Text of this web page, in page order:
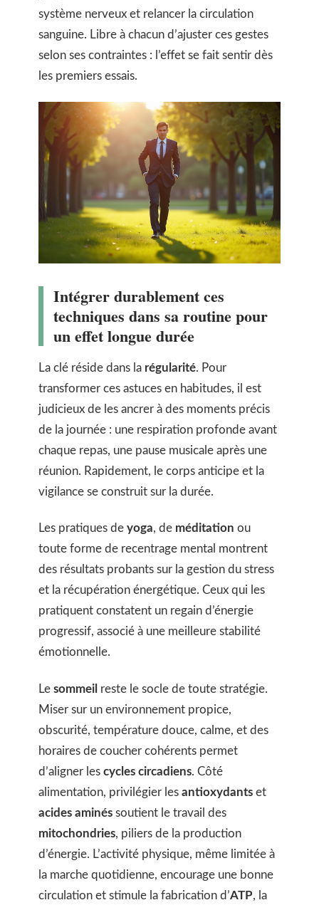
système nerveux et relancer la circulation
sanguine. Libre à chacun d’ajuster ces gestes
selon ses contraintes : l’effet se fait sentir dès
les premiers essais.
Intégrer durablement ces
techniques dans sa routine pour
un effet longue durée
La clé réside dans la régularité. Pour
transformer ces astuces en habitudes, il est
judicieux de les ancrer à des moments précis
de la journée : une respiration profonde avant
chaque repas, une pause musicale après une
réunion. Rapidement, le corps anticipe et la
vigilance se construit sur la durée.
Les pratiques de yoga, de méditation ou
toute forme de recentrage mental montrent
des résultats probants sur la gestion du stress
et la récupération énergétique. Ceux qui les
pratiquent constatent un regain d’énergie
progressif, associé à une meilleure stabilité
émotionnelle.
Le sommeil reste le socle de toute stratégie.
Miser sur un environnement propice,
obscurité, température douce, calme, et des
horaires de coucher cohérents permet
d’aligner les cycles circadiens. Côté
alimentation, privilégier les antioxydants et
acides aminés soutient le travail des
mitochondries, piliers de la production
d’énergie. L’activité physique, même limitée à
la marche quotidienne, encourage une bonne
circulation et stimule la fabrication d’ATP, la